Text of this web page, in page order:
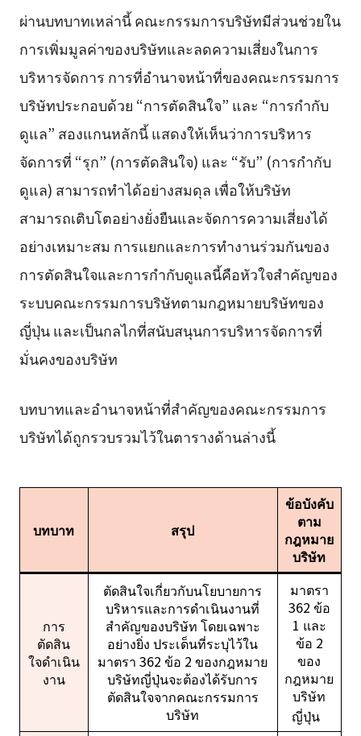
ผ่านบทบาทเหล่านี้ คณะกรรมการบริษัทมีส่วนช่วยใน
การเพิ่มมูลค่าของบริษัทและลดความเสี่ยงในการ
บริหารจัดการ การที่อำนาจหน้าที่ของคณะกรรมการ
บริษัทประกอบด้วย “การตัดสินใจ” และ “การกำกับ
ดูแล” สองแกนหลักนี้ แสดงให้เห็นว่าการบริหาร
จัดการที่ “รุก” (การตัดสินใจ) และ “รับ” (การกำกับ
ดูแล) สามารถทำได้อย่างสมดุล เพื่อให้บริษัท
สามารถเติบโตอย่างยั่งยืนและจัดการความเสี่ยงได้
อย่างเหมาะสม การแยกและการทำงานร่วมกันของ
การตัดสินใจและการกำกับดูแลนี้คือหัวใจสำคัญของ
ระบบคณะกรรมการบริษัทตามกฎหมายบริษัทของ
ญี่ปุ่น และเป็นกลไกที่สนับสนุนการบริหารจัดการที่
มั่นคงของบริษัท
บทบาทและอำนาจหน้าที่สำคัญของคณะกรรมการ
บริษัทได้ถูกรวบรวมไว้ในตารางด้านล่างนี้
บทบาท สรุป
ข้อบังคับ
ตาม
กฎหมาย
บริษัท
การ
ตัดสิน
ใจดำเนิน
งาน
ตัดสินใจเกี่ยวกับนโยบายการ
บริหารและการดำเนินงานที่
สำคัญของบริษัท โดยเฉพาะ
อย่างยิ่ง ประเด็นที่ระบุไว้ใน
มาตรา 362 ข้อ 2 ของกฎหมาย
บริษัทญี่ปุ่นจะต้องได้รับการ
ตัดสินใจจากคณะกรรมการ
บริษัท
มาตรา
362 ข้อ
1 และ
ข้อ 2
ของ
กฎหมาย
บริษัท
ญี่ปุ่น